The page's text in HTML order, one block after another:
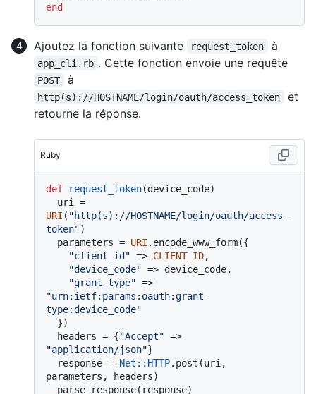
end
Ajoutez la fonction suivante request_token à
app_cli.rb . Cette fonction envoie une requête
POST à
http(s)://HOSTNAME/login/oauth/access_token
et
retourne la réponse.
Ruby
def request_token(device_code)
URI ( "http(s)://HOSTNAME/login/oauth/access_
token")
  parameters =
URI .encode_www_form({
"client_id" => CLIENT_ID,
"device_code" => device_code,
"grant_type"
"urn:ietf:params:oauth:grant-
type:device_code"
  headers = {
"Accept"
"application/json"}
  response =
Net : :HTTP.post(uri,
parameters, headers)